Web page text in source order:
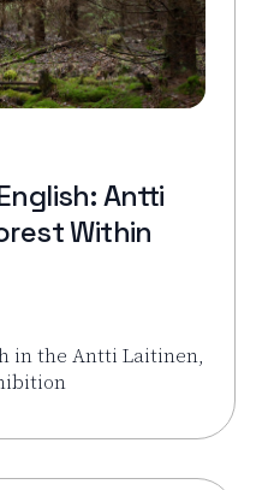
Antti
Within
in the Antti Laitinen,
Guided tour in English: